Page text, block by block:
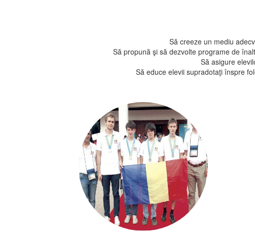
Să creeze un mediu
Să propună şi să dezvolte programe de
Să asigure
Să educe elevii supradotaţi înspre